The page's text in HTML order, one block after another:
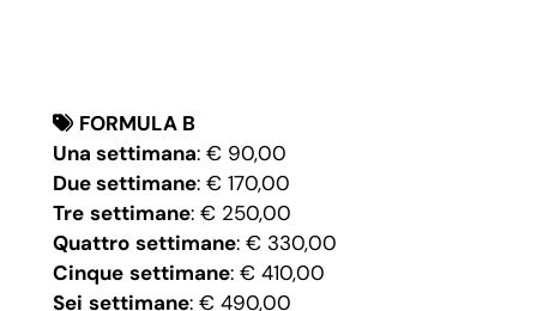
FORMULA B
Una settimana: € 90,00
Due settimane: € 170,00
Tre settimane: € 250,00
Quattro settimane: € 330,00
Cinque settimane: € 410,00
Sei settimane: € 490,00